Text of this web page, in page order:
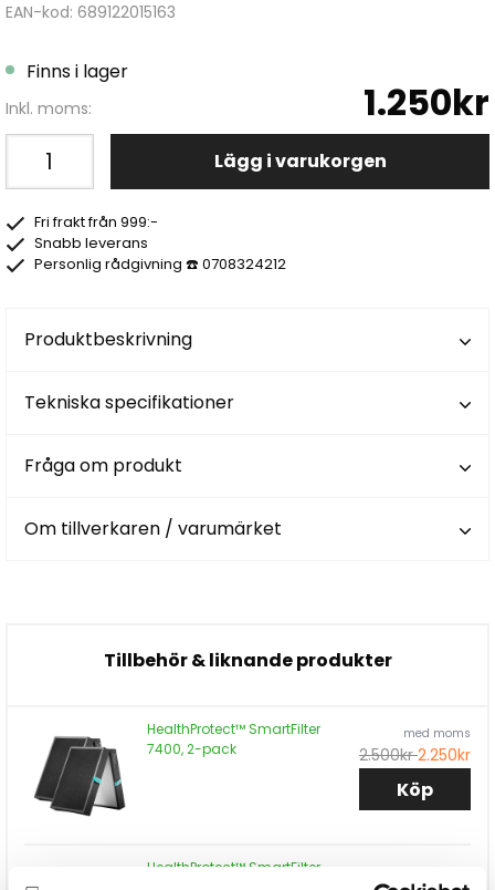
EAN-kod: 689122015163
Finns i lager
Inkl. moms: 1.250kr
Lägg i varukorgen
Fri frakt från 999:-
Snabb leverans
Personlig rådgivning ☎️ 0708324212
Produktbeskrivning
Tekniska specifikationer
Fråga om produkt
Om tillverkaren / varumärket
Tillbehör & liknande produkter
HealthProtect™ SmartFilter
7400, 2-pack
med moms
2.500kr2.250kr
Köp
HealthProtect™ SmartFilter